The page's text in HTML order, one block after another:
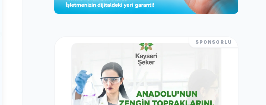
SPONSORLU